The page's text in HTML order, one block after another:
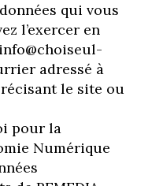
qui vous
l’exercer en
adressé à
le site ou
pour la
Numérique